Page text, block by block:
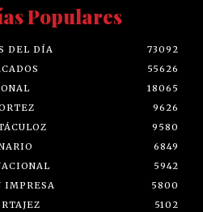
Populares
DEL DÍA
73092
55626
18065
9626
9580
6849
5942
IMPRESA
5800
5102